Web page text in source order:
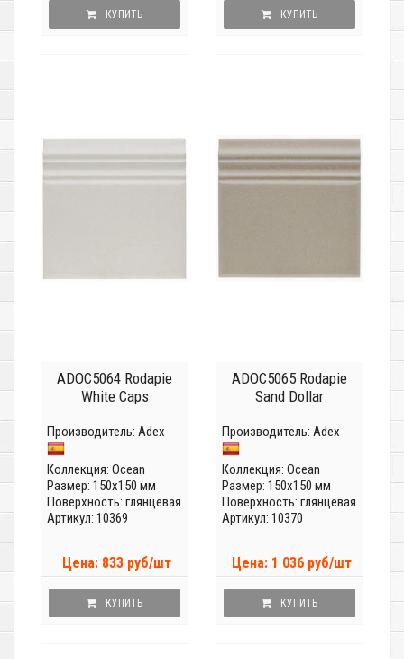
КУПИТЬ КУПИТЬ
ADOC5064 Rodapie
White Caps
Производитель: Adex
Коллекция: Ocean
Размер: 150x150 мм
Поверхность: глянцевая
Артикул: 10369
Цена: 833 руб/шт
КУПИТЬ
ADOC5065 Rodapie
Sand Dollar
Производитель: Adex
Коллекция: Ocean
Размер: 150x150 мм
Поверхность: глянцевая
Артикул: 10370
Цена: 1 036 руб/шт
КУПИТЬ